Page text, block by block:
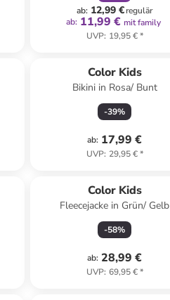
ab: 12,99 €regulär
ab: 11,99 € mit family
UVP: 19,95 €*
Color Kids
Bikini in Rosa/ Bunt
-39%
ab: 17,99 €
UVP: 29,95 €*
Color Kids
Fleecejacke in Grün/ Gelb
-58%
ab: 28,99 €
UVP: 69,95 €*